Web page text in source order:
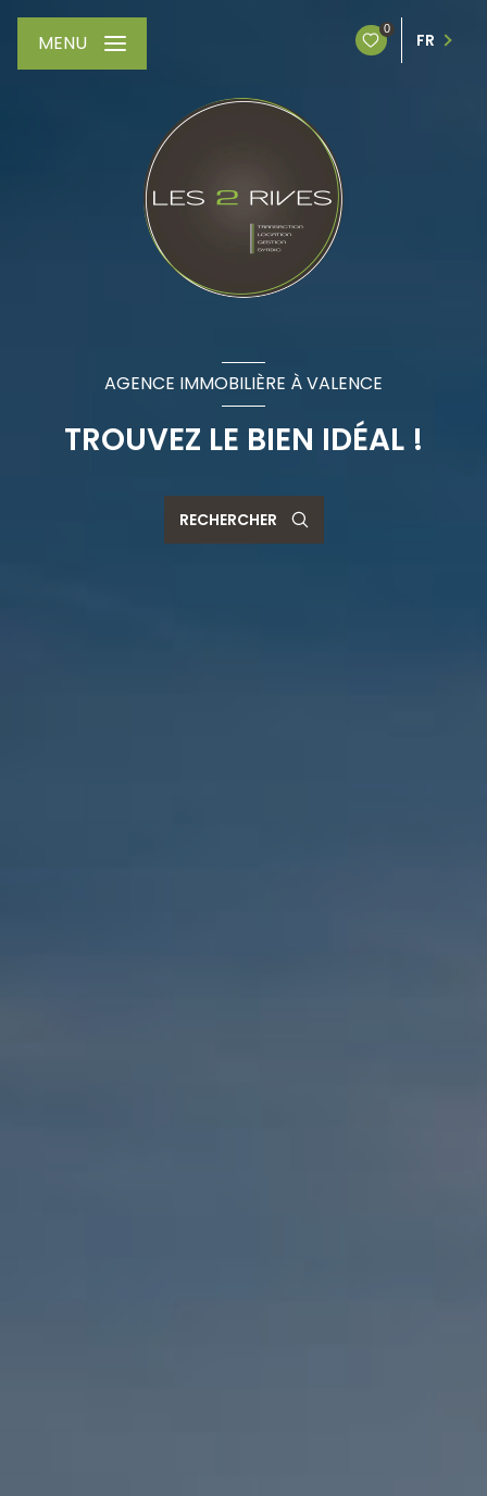
0
FR
MENU
AGENCE IMMOBILIÈRE À VALENCE
TROUVEZ LE BIEN IDÉAL !
RECHERCHER